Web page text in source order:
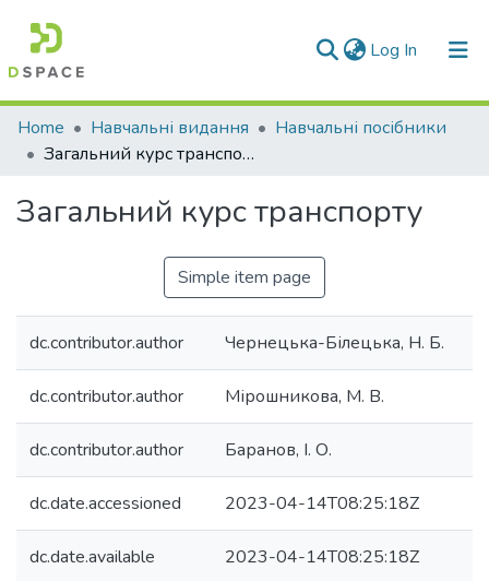
Log In (current)
Communities & Collections
All of DSpace
Statistics
Home Навчальні видання
Навчальні посібники
Загальний курс транспорту
Загальний курс транспорту
Simple item page
dc.contributor.author Чернецька-Білецька, Н. Б.
dc.contributor.author Мірошникова, М. В.
dc.contributor.author Баранов, І. О.
dc.date.accessioned 2023-04-14T08:25:18Z
dc.date.available 2023-04-14T08:25:18Z